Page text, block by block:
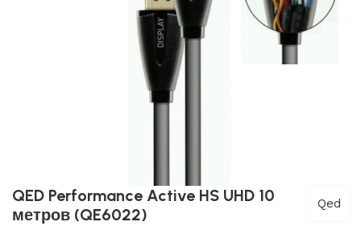
QED Performance Active HS UHD 10
метров (QE6022)
Qed